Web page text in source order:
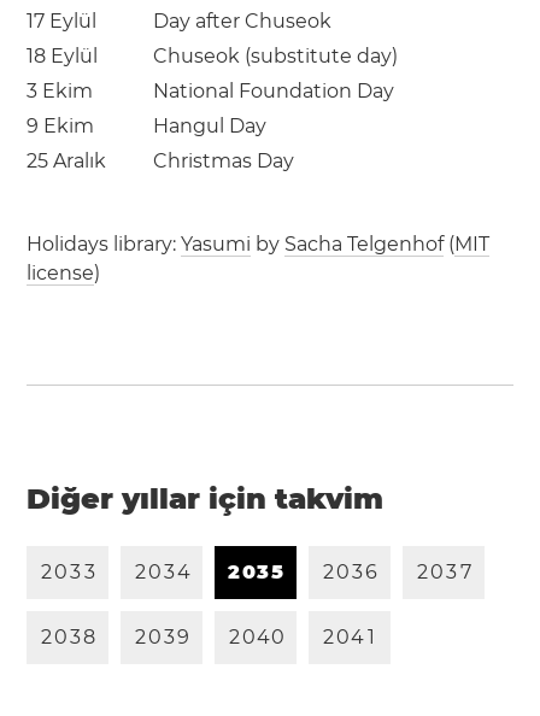
17 Eylül
Day after Chuseok
18 Eylül
Chuseok (substitute day)
3 Ekim
National Foundation Day
9 Ekim
Hangul Day
25 Aralık
Christmas Day
Holidays library:Yasumi by Sacha Telgenhof(MIT
license)
Diğer yıllar için takvim
2033 2034 2035 2036 2037
2038 2039 2040 2041